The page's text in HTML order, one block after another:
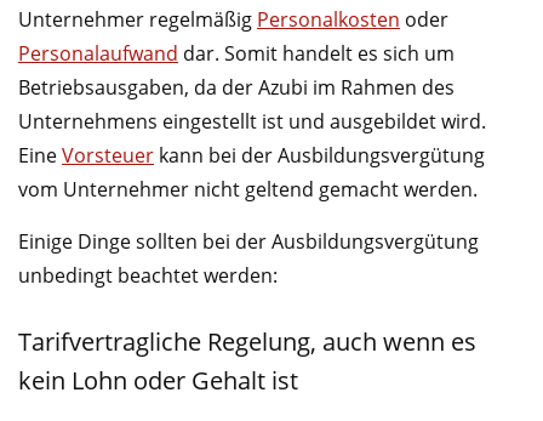
Unternehmer regelmäßig Personalkosten oder
Personalaufwand dar. Somit handelt es sich um
Betriebsausgaben, da der Azubi im Rahmen des
Unternehmens eingestellt ist und ausgebildet wird.
EineVorsteuer kann bei der Ausbildungsvergütung
vom Unternehmer nicht geltend gemacht werden.
Einige Dinge sollten bei der Ausbildungsvergütung
unbedingt beachtet werden:
Tarifvertragliche Regelung, auch wenn es
kein Lohn oder Gehalt ist